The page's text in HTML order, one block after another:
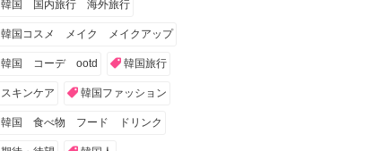
韓国 国内旅行 海外旅行
韓国コスメ メイク メイクアップ
韓国 コーデ ootd 韓国旅行
スキンケア 韓国ファッション
韓国 食べ物 フード ドリンク